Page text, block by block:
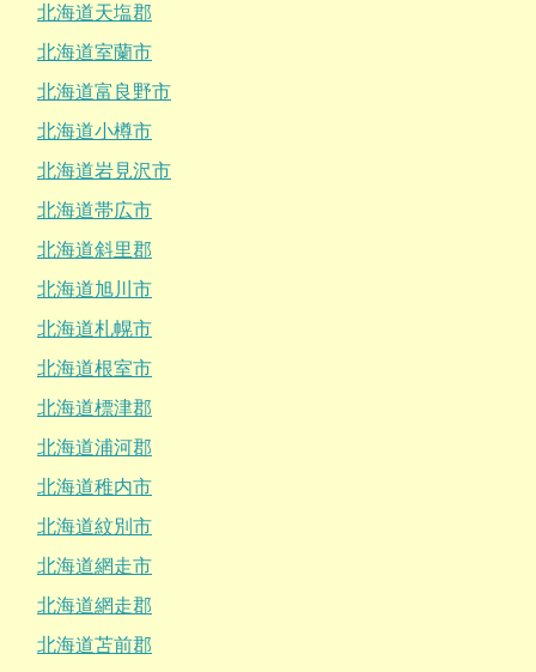
北海道天塩郡
北海道室蘭市
北海道富良野市
北海道小樽市
北海道岩見沢市
北海道帯広市
北海道斜里郡
北海道旭川市
北海道札幌市
北海道根室市
北海道標津郡
北海道浦河郡
北海道稚内市
北海道紋別市
北海道網走市
北海道網走郡
北海道苫前郡